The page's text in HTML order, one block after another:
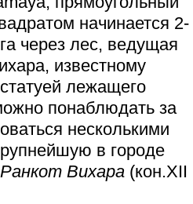
начинается 2-
через лес, ведущая
известному
лежащего
понаблюдать за
несколькими
в городе
Ранкот Вихара (кон.XII